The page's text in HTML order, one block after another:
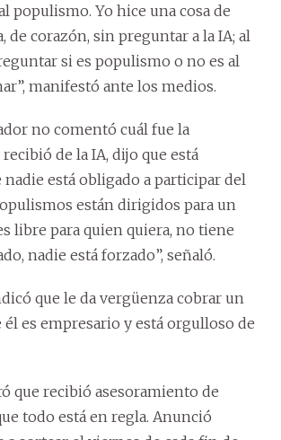
populismo. Yo hice una cosa de
de corazón, sin preguntar a la IA; al
si es populismo o no es al
manifestó ante los medios.
no comentó cuál fue la
de la IA, dijo que está
nadie está obligado a participar del
están dirigidos para un
libre para quien quiera, no tiene
nadie está forzado”, señaló.
que le da vergüenza cobrar un
él es empresario y está orgulloso de
que recibió asesoramiento de
todo está en regla. Anunció